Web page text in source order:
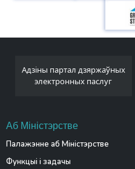
Адзіны партал дзяржаўных
электронных паслуг
Аб Міністэрстве
Палажэнне аб Міністэрстве
Функцыі і задачы